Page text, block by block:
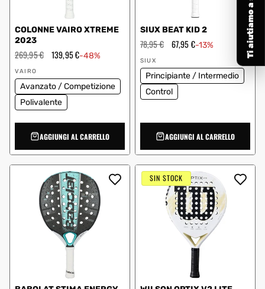
COLONNE VAIRO XTREME
2023
Prezzo
regolare
269,95 € Prezzo
scontato
139,95 €-48%
Fornitore:
VAIRO
Avanzato / Competizione
Polivalente
AGGIUNGI AL CARRELLO
SIUX BEAT KID 2
Prezzo
regolare
78,95 € Prezzo
scontato
67,95 €-13%
Fornitore:
SIUX
Principiante / Intermedio
Control
AGGIUNGI AL CARRELLO
SIN STOCK